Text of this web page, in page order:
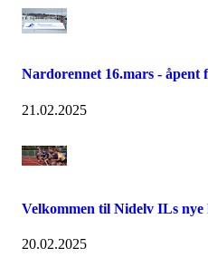
Nardorennet 16.mars - åpent
21.02.2025
Velkommen til Nidelv ILs nye
20.02.2025